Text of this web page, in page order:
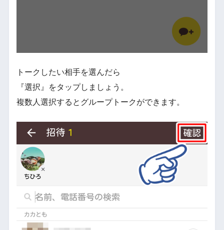
トークしたい相手を選んだら
『選択』をタップしましょう。
複数人選択するとグループトークができます。